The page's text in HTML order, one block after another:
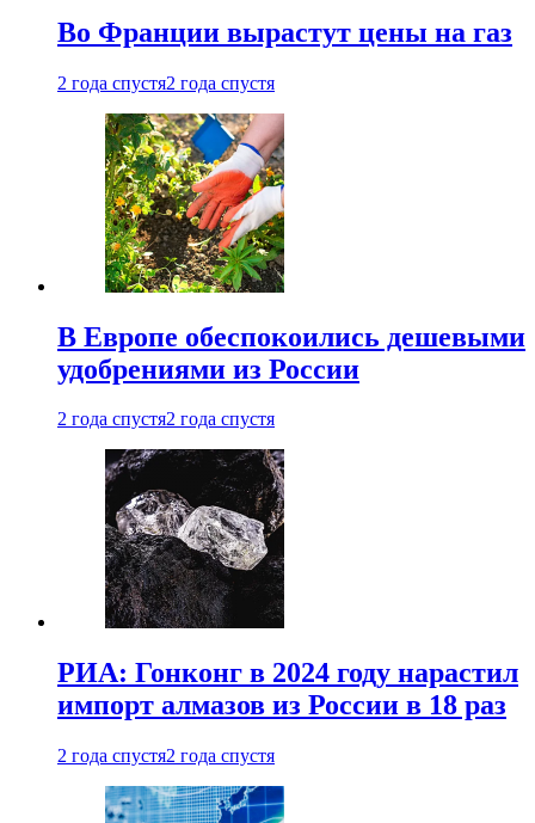
Во Франции вырастут цены на газ
2 года спустя2 года спустя
В Европе обеспокоились дешевыми
удобрениями из России
2 года спустя2 года спустя
РИА: Гонконг в 2024 году нарастил
импорт алмазов из России в 18 раз
2 года спустя2 года спустя